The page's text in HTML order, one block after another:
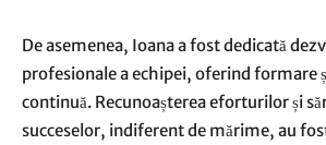
De asemenea, Ioana a fost dedicată
profesionale a echipei, oferind formare
continuă. Recunoașterea eforturilor și
succeselor, indiferent de mărime, au